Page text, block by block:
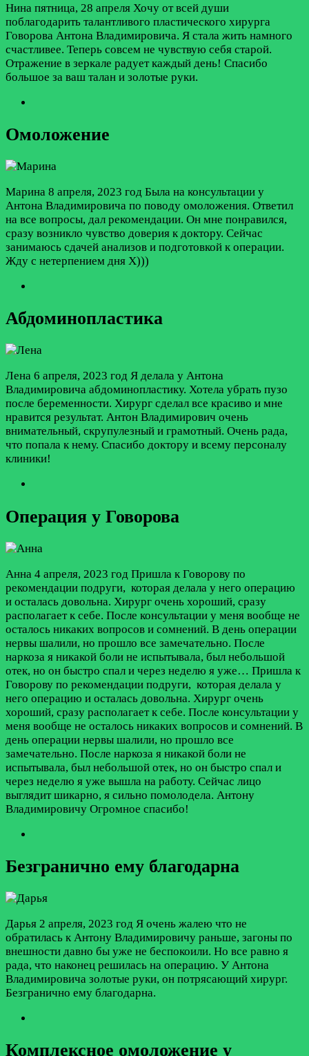
Нина пятница, 28 апреля Хочу от всей души
поблагодарить талантливого пластического хирурга
Говорова Антона Владимировича. Я стала жить намного
счастливее. Теперь совсем не чувствую себя старой.
Отражение в зеркале радует каждый день! Спасибо
большое за ваш талан и золотые руки.
Омоложение
Марина 8 апреля, 2023 год Была на консультации у
Антона Владимировича по поводу омоложения. Ответил
на все вопросы, дал рекомендации. Он мне понравился,
сразу возникло чувство доверия к доктору. Сейчас
занимаюсь сдачей анализов и подготовкой к операции.
Жду с нетерпением дня Х)))
Абдоминопластика
Лена 6 апреля, 2023 год Я делала у Антона
Владимировича абдоминопластику. Хотела убрать пузо
после беременности. Хирург сделал все красиво и мне
нравится результат. Антон Владимирович очень
внимательный, скрупулезный и грамотный. Очень рада,
что попала к нему. Спасибо доктору и всему персоналу
клиники!
Операция у Говорова
Анна 4 апреля, 2023 год Пришла к Говорову по
рекомендации подруги, которая делала у него операцию
и осталась довольна. Хирург очень хороший, сразу
располагает к себе. После консультации у меня вообще не
осталось никаких вопросов и сомнений. В день операции
нервы шалили, но прошло все замечательно. После
наркоза я никакой боли не испытывала, был небольшой
отек, но он быстро спал и через неделю я уже… Пришла к
Говорову по рекомендации подруги, которая делала у
него операцию и осталась довольна. Хирург очень
хороший, сразу располагает к себе. После консультации у
меня вообще не осталось никаких вопросов и сомнений. В
день операции нервы шалили, но прошло все
замечательно. После наркоза я никакой боли не
испытывала, был небольшой отек, но он быстро спал и
через неделю я уже вышла на работу. Сейчас лицо
выглядит шикарно, я сильно помолодела. Антону
Владимировичу Огромное спасибо!
Безгранично ему благодарна
Дарья 2 апреля, 2023 год Я очень жалею что не
обратилась к Антону Владимировичу раньше, загоны по
внешности давно бы уже не беспокоили. Но все равно я
рада, что наконец решилась на операцию. У Антона
Владимировича золотые руки, он потрясающий хирург.
Безгранично ему благодарна.
Комплексное омоложение у